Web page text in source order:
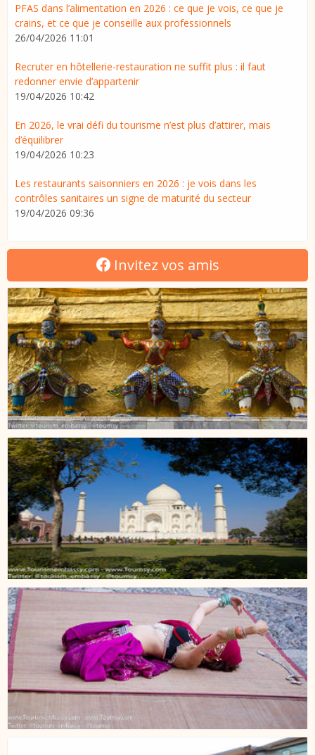
PFAS dans l’alimentation en 2026 : ce que je vois, ce que je
crains, et ce que je conseille aux professionnels
26/04/2026 11:01
Recruter en hôtellerie-restauration ne suffit plus : il faut
redonner envie d’appartenir
19/04/2026 10:42
En 2026, le vrai défi du tourisme n’est plus d’attirer, mais
d’équilibrer
19/04/2026 10:23
Les restaurants saisonniers en 2026 : je vois dans les
contrôles sanitaires un signe de maturité du secteur
19/04/2026 09:36
Invitez vos amis